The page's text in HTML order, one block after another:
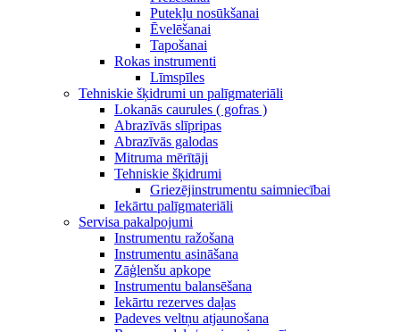
Putekļu nosūkšanai
Ēvelēšanai
Tapošanai
Rokas instrumenti
Līmspīles
Tehniskie šķidrumi un palīgmateriāli
Lokanās caurules ( gofras )
Abrazīvās slīpripas
Abrazīvās galodas
Mitruma mērītāji
Tehniskie šķidrumi
Griezējinstrumentu saimniecībai
Iekārtu palīgmateriāli
Servisa pakalpojumi
Instrumentu ražošana
Instrumentu asināšana
Zāģlenšu apkope
Instrumentu balansēšana
Iekārtu rezerves daļas
Padeves veltņu atjaunošana